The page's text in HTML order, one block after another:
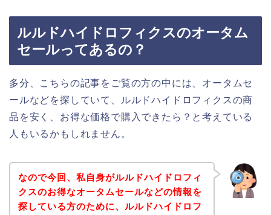
ルルドハイドロフィクスのオータム
セールってあるの？
多分、こちらの記事をご覧の方の中には、オータムセ
ールなどを探していて、ルルドハイドロフィクスの商
品を安く、お得な価格で購入できたら？と考えている
人もいるかもしれません。
なので今回、私自身がルルドハイドロフィ
クスのお得なオータムセールなどの情報を
探している方のために、ルルドハイドロフ